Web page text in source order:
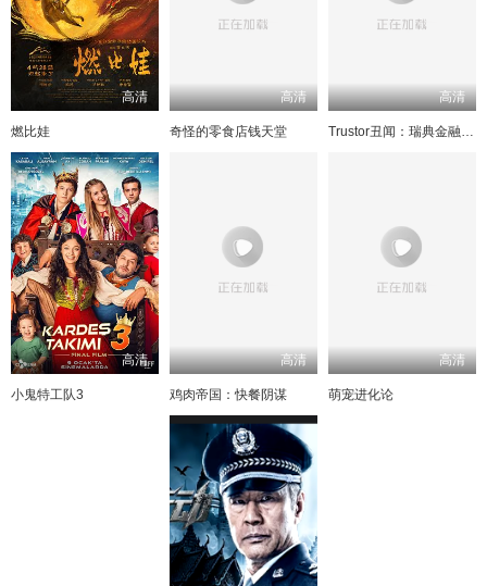
高清
燃比娃
高清
奇怪的零食店钱天堂
高清
Trustor丑闻：瑞典金融案内幕
高清
小鬼特工队3
高清
鸡肉帝国：快餐阴谋
高清
萌宠进化论